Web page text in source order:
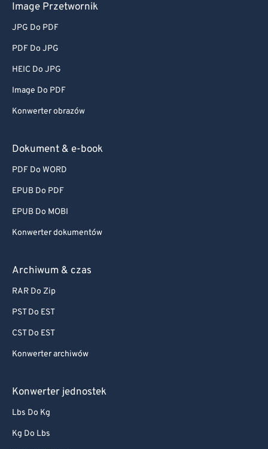
Image Przetwornik
JPG Do PDF
PDF Do JPG
HEIC Do JPG
Image Do PDF
Konwerter obrazów
Dokument & e-book
PDF Do WORD
EPUB Do PDF
EPUB Do MOBI
Konwerter dokumentów
Archiwum & czas
RAR Do Zip
PST Do EST
CST Do EST
Konwerter archiwów
Konwerter jednostek
Lbs Do Kg
Kg Do Lbs